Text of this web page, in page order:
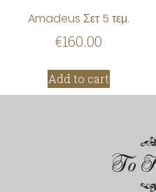
Amadeus Σετ 5 τεμ.
€160.00
Add to cart